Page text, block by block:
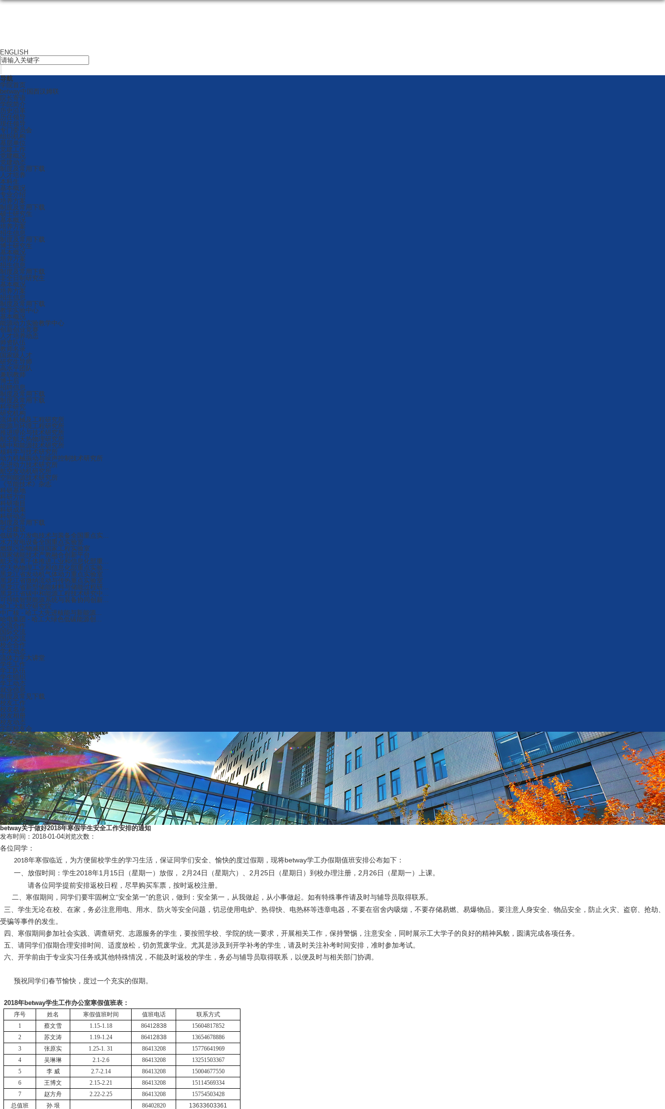
ENGLISH
导航
学院首页
betway中国西汉姆联
院长寄语
学院简介
历史沿革
历任领导
现任领导
专门委员会
组织机构
基层单位
党建工作
党建概况
党建动态
制度及常用下载
人才培养
本科生
基本概况
专业介绍
培养方案
制度及常用下载
硕士研究生
基本概况
培养方案
招生信息
制度及常用下载
博士研究生
基本概况
培养方案
招生信息
制度及常用下载
非全日制研究生
基本概况
培养方案
招生信息
制度及常用下载
教学实验中心
基本概况
能源动力实验教学中心
创新创业竞赛
人才培养动态
师资队伍
教师名录
国家级人才
研究生导师
高水平团队
兼职教师
博士后
招聘信息
制度及常用下载
制度及常用下载
科学研究
研究机构
流体机械及工程研究所
能源与环境工程研究所
推进理论与技术研究所
航空航天热物理研究所
碳中和能源技术研究所
核科学与技术研究所
动力机械振动与噪声控制技术研究所
先进动力技术研究所
航空发动机研究所
空间能源技术研究所
《节能技术》杂志
科研基地
科研方向
科研项目
科研成果
科研动态
制度及常用下载
平台建设
低碳热力发电技术与装备全国重点实...
水力发电设备全国重点实验室
燃煤污染物减排国家工程实验室
国家储能技术产教融合创新平台
航天等离子体推进工业和信息化部重...
空天热物理工业和信息化部重点实验...
黑龙江省发动机气体动力重点实验室
黑龙江省微纳流动与传热重点实验室
黑龙江省新型储能材料与储能过程研...
黑龙江省碳中和能源工程技术研究中...
可持续智慧能源系统与装备协同创新...
哈工大航空研究院
中广核 - 哈工大先进核能与新能源...
哈电集团 - 哈工大绿色低碳能源创...
交流合作
国际交流
国内交流
校企合作
学术动态
流体力学大讲堂
学生工作
学工队伍
学生组织
学工动态
就业信息
制度及常见下载
校友工作
校友名录
校友相册
校友动态
学院校友会
betway关于做好2018年寒假学生安全工作安排的通知
发布时间：2018-01-04浏览次数：
各位同学：
2018年寒假临近，为方便留校学生的学习生活，保证同学们安全、愉快的度过假期，现将betway学工办假期值班安排公布如下：
一、 放假时间：学生2018年1月15日（星期一）放假， 2月24日（星期六）、2月25日（星期日）到校办理注册，2月26日（星期一）上课。
请各位同学提前安排返校日程，尽早购买车票，按时返校注册。
二、 寒假期间，同学们要牢固树立“安全第一”的意识，做到：安全第一，从我做起，从小事做起。如有特殊事件请及时与辅导员取得联系。
三、学生无论在校、在家，务必注意用电、用水、防火等安全问题， 切忌使用电炉、热得快、电热杯等违章电器，不要在宿舍内吸烟，不要存储易燃、易爆物品。要注意人身安全、物品安全，防止火灾、盗窃、抢劫、
受骗等事件的发生。
四、 寒假期间参加社会实践、调查研究、志愿服务的学生，要按照学校、学院的统一要求，开展相关工作，保持警惕，注意安全，同时展示工大学子的良好的精神风貌，圆满完成各项任务。
五、 请同学们假期合理安排时间、适度放松，切勿荒废学业。尤其是涉及到开学补考的学生，请及时关注补考时间安排 ，准时参加考试。
六、 开学前由于专业实习任务或其他特殊情况，不能及时返校的学生，务必与辅导员取得联系，以便及时与相关部门协调。
预祝同学们春节愉快，度过一个充实的假期。
2018年betway学生工作办公室寒假值班表：
序号 姓名 寒假值班时间 值班电话
联系方式
1
蔡文雪 1.15-1.18 86412838
15604817852
2
苏文涛 1.19-1.24 86412838
13654678886
3
张原实 1.25-1. 31 86413208
15776641969
4
吴琳琳 2.1-2.6 86413208
13251503367
5
李 威 2.7-2.14 86413208
15004677550
6
王博文 2.15-2.21 86413208
15114569334
7
赵方舟 2.22-2.25 86413208
15754503428
总值班
孙 垠 86402820 13633603361